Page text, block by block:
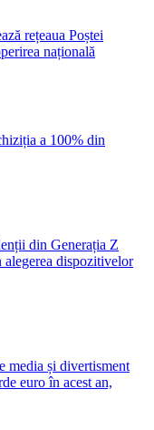
rețeaua Poștei
națională
a 100% din
din Generația Z
alegerea dispozitivelor
media și divertisment
euro în acest an,